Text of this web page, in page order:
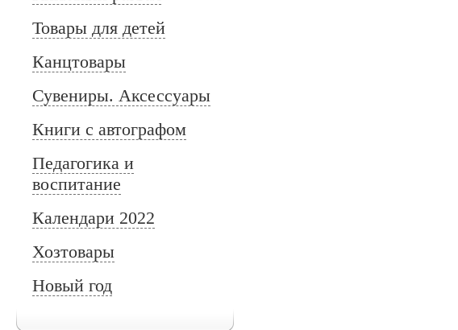
Товары для детей
Канцтовары
Сувениры. Аксессуары
Книги с автографом
Педагогика и
воспитание
Календари 2022
Хозтовары
Новый год